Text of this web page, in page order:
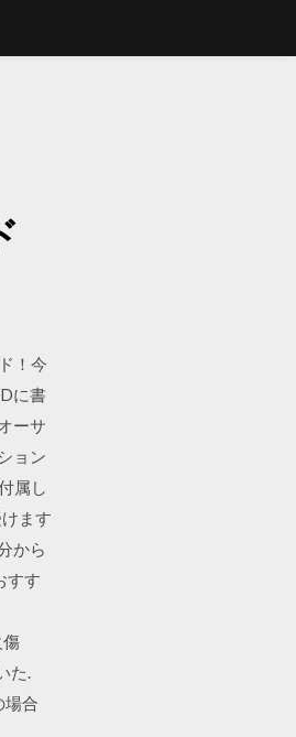
！今
に書
ーサ
ョン
属し
ます
から
すす
傷
た.
場合